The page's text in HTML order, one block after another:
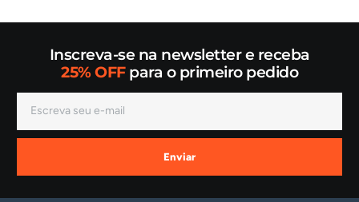
Inscreva-se na newsletter e receba
25% OFFpara o primeiro pedido
Enviar